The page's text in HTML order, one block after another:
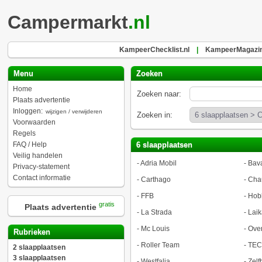
Campermarkt.nl
KampeerChecklist.nl
Menu
Home
Plaats advertentie
Inloggen: wijzigen / verwijderen
Voorwaarden
Regels
FAQ / Help
Veilig handelen
Privacy-statement
Contact informatie
Plaats advertentie gratis
Rubrieken
2 slaapplaatsen
3 slaapplaatsen
Zoeken
Zoeken naar:
Zoeken in:
6 slaapplaatsen
-Adria Mobil -
- Carthago -
- FFB -
- La Strada -
- Mc Louis -
- Roller Team - TEC